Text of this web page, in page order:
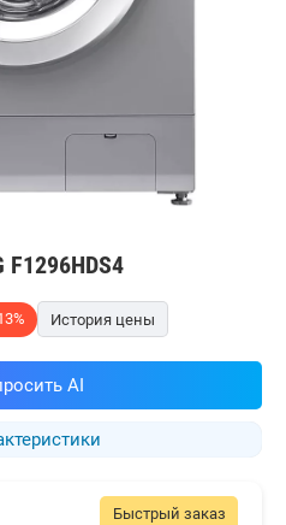
История цены
AI
Быстрый заказ